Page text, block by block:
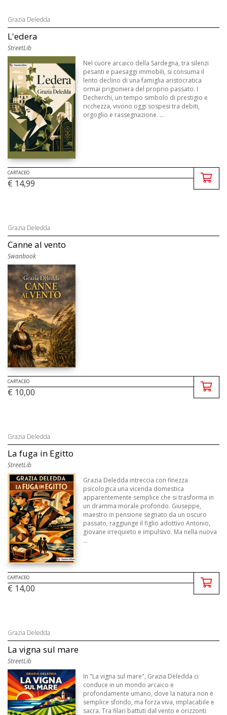
Grazia Deledda
L'edera
StreetLib
Nel cuore arcaico della Sardegna, tra silenzi
pesanti e paesaggi immobili, si consuma il
lento declino di una famiglia aristocratica
ormai prigioniera del proprio passato. I
Decherchi, un tempo simbolo di prestigio e
ricchezza, vivono oggi sospesi tra debiti,
orgoglio e rassegnazione. ...
CARTACEO
€ 14,99
Grazia Deledda
Canne al vento
Swanbook
CARTACEO
€ 10,00
Grazia Deledda
La fuga in Egitto
StreetLib
Grazia Deledda intreccia con finezza
psicologica una vicenda domestica
apparentemente semplice che si trasforma in
un dramma morale profondo. Giuseppe,
maestro in pensione segnato da un oscuro
passato, raggiunge il figlio adottivo Antonio,
giovane irrequieto e impulsivo. Ma nella nuova
...
CARTACEO
€ 14,00
Grazia Deledda
La vigna sul mare
StreetLib
In "La vigna sul mare", Grazia Deledda ci
conduce in un mondo arcaico e
profondamente umano, dove la natura non è
semplice sfondo, ma forza viva, implacabile e
sacra. Tra filari battuti dal vento e orizzonti